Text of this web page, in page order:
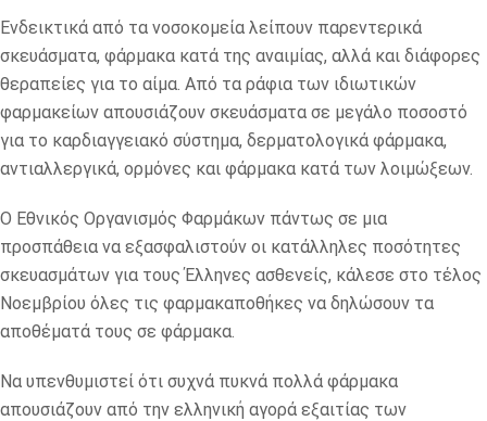
Ενδεικτικά από τα νοσοκομεία λείπουν παρεντερικά
σκευάσματα, φάρμακα κατά της αναιμίας, αλλά και διάφορες
θεραπείες για το αίμα. Από τα ράφια των ιδιωτικών
φαρμακείων απουσιάζουν σκευάσματα σε μεγάλο ποσοστό
για το καρδιαγγειακό σύστημα, δερματολογικά φάρμακα,
αντιαλλεργικά, ορμόνες και φάρμακα κατά των λοιμώξεων.
Ο Εθνικός Οργανισμός Φαρμάκων πάντως σε μια
προσπάθεια να εξασφαλιστούν οι κατάλληλες ποσότητες
σκευασμάτων για τους Έλληνες ασθενείς, κάλεσε στο τέλος
Νοεμβρίου όλες τις φαρμακαποθήκες να δηλώσουν τα
αποθέματά τους σε φάρμακα.
Να υπενθυμιστεί ότι συχνά πυκνά πολλά φάρμακα
απουσιάζουν από την ελληνική αγορά εξαιτίας των